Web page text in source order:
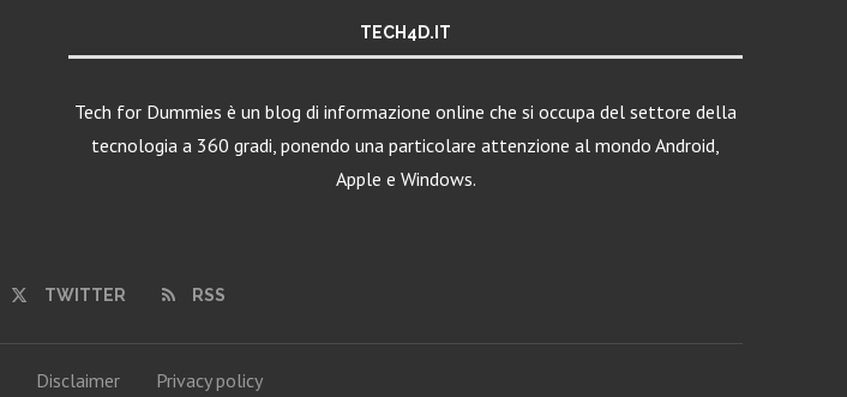
TECH4D.IT
Tech for Dummies è un blog di informazione online che si occupa del settore della
tecnologia a 360 gradi, ponendo una particolare attenzione al mondo Android,
Apple e Windows.
TWITTER RSS
Disclaimer Privacy policy